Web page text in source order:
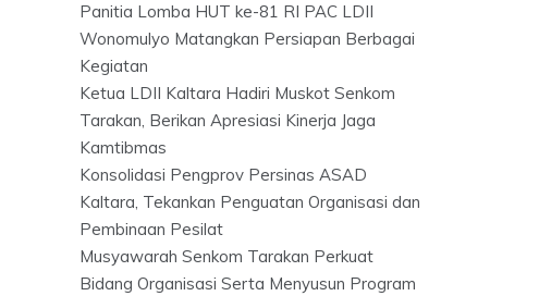
Panitia Lomba HUT ke-81 RI PAC LDII
Wonomulyo Matangkan Persiapan Berbagai
Kegiatan
Ketua LDII Kaltara Hadiri Muskot Senkom
Tarakan, Berikan Apresiasi Kinerja Jaga
Kamtibmas
Konsolidasi Pengprov Persinas ASAD
Kaltara, Tekankan Penguatan Organisasi dan
Pembinaan Pesilat
Musyawarah Senkom Tarakan Perkuat
Bidang Organisasi Serta Menyusun Program